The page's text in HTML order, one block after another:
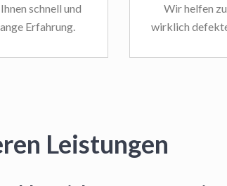
schnell und
Erfahrung.
Wir helfen
wirklich
Leistungen